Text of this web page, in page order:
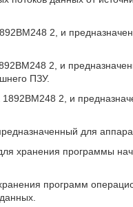
2, и
2, и
ПЗУ.
2, и
для
хранения программы
программ